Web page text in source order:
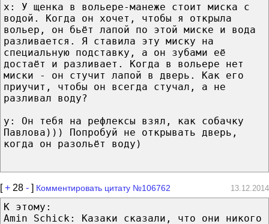
х: У щенка в вольере-манеже стоит миска с
водой. Когда он хочет, чтобы я открыла
вольер, он бьёт лапой по этой миске и вода
разливается. Я ставила эту миску на
специальную подставку, а он зубами её
достаёт и разливает. Когда в вольере нет
миски - он стучит лапой в дверь. Как его
приучит, чтобы он всегда стучал, а не
разливал воду?
у: Он тебя на рефлексы взял, как собачку
Павлова))) Попробуй не открывать дверь,
когда он разольёт воду)
[+ 28 - ] Комментировать цитату №106762 13.12.2014
К этому:
Amin Schick: Казаки сказали, что они никого